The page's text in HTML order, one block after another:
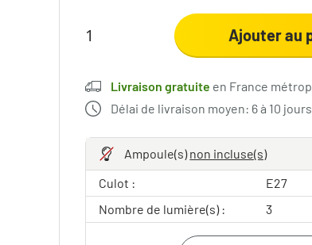
Ajouter au
Livraison gratuite en France
Délai de livraison moyen: 6 à 10
Ampoule(s)non incluse(s)
Culot :
E27
Nombre de lumière(s) :
3